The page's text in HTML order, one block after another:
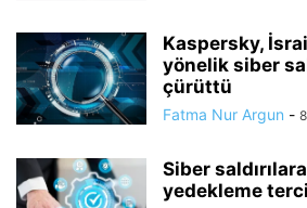
Kaspersky,
yönelik siber
çürüttü
Fatma Nur Argun -
Siber
yedekleme